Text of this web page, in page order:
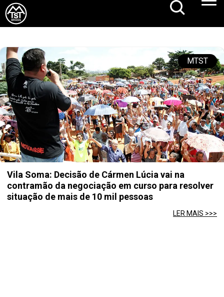
MTST
Vila Soma: Decisão de Cármen Lúcia vai na
contramão da negociação em curso para resolver
situação de mais de 10 mil pessoas
LER MAIS >>>